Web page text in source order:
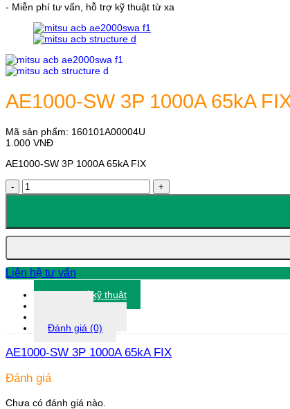
- Miễn phí tư vấn, hỗ trợ kỹ thuật từ xa
AE1000-SW 3P 1000A 65kA
Mã sản phẩm: 160101A00004U
1.000 VNĐ
AE1000-SW 3P 1000A 65kA FIX
AE1000-
SW
65kA
FIX
lượng
Liên hệ tư vấn
Thông số kỹ thuật
Đánh giá (0)
AE1000-SW 3P 1000A 65kA FIX
Đánh giá
Chưa có đánh giá nào.